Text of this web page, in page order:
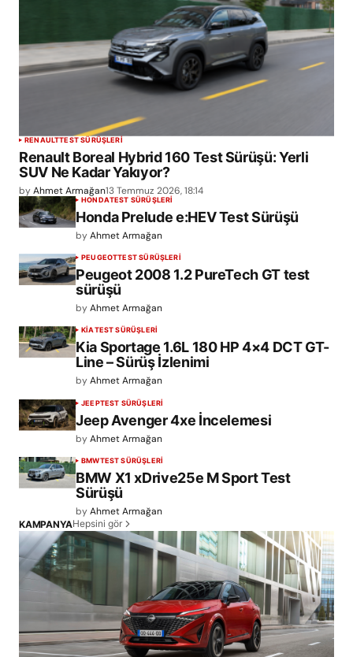
RENAULTTEST SÜRÜŞLERİ
Renault Boreal Hybrid 160 Test Sürüşü: Yerli
SUV Ne Kadar Yakıyor?
byAhmet Armağan13 Temmuz 2026, 18:14
HONDATEST SÜRÜŞLERİ
Honda Prelude e:HEV Test Sürüşü
byAhmet Armağan
PEUGEOTTEST SÜRÜŞLERİ
Peugeot 2008 1.2 PureTech GT test
sürüşü
byAhmet Armağan
KIATEST SÜRÜŞLERİ
Kia Sportage 1.6L 180 HP 4×4 DCT GT-
Line – Sürüş İzlenimi
byAhmet Armağan
JEEPTEST SÜRÜŞLERİ
Jeep Avenger 4xe İncelemesi
byAhmet Armağan
BMWTEST SÜRÜŞLERİ
BMW X1 xDrive25e M Sport Test
Sürüşü
byAhmet Armağan
KAMPANYAHepsini gör